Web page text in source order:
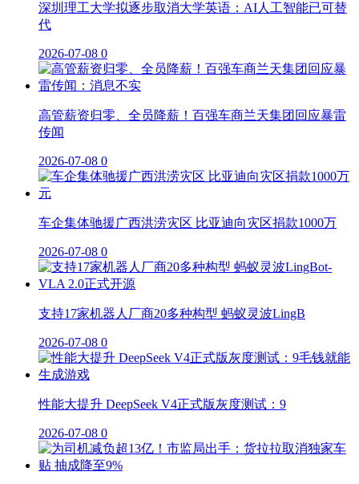
深圳理工大学拟逐步取消大学英语：AI人工智能已可替
代
2026-07-08 0
高管薪资归零、全员降薪！百强车商兰天集团回应暴雷
传闻
2026-07-08 0
车企集体驰援广西洪涝灾区 比亚迪向灾区捐款1000万
2026-07-08 0
支持17家机器人厂商20多种构型 蚂蚁灵波LingB
2026-07-08 0
性能大提升 DeepSeek V4正式版灰度测试：9
2026-07-08 0